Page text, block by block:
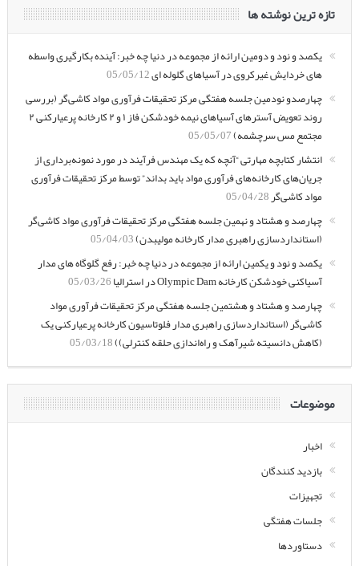
تازه ترین نوشته ها
یکصد و نود و دومین ارائه از مجموعه در دنیا چه خبر: آینده بکارگیری واسطه
های خردایش غیرکروی در آسیاهای گلوله ای05/05/12
چهارصدو نودمین جلسه هفتگی مرکز تحقیقات فرآوری مواد کاشی‌گر (بررسی
روند تعویض آسترهای آسیاهای نیمه خودشکن فاز ۱ و ۲ کارخانه پرعیارکنی ۲
مجتمع مس سرچشمه)05/05/07
انتشار کتابچه مهارتی “آنچه که یک مهندس فرآیند در مورد نمونه‌برداری از
جریان‌های کارخانه‌های فرآوری مواد باید بداند” توسط مرکز تحقیقات فرآوری
مواد کاشی‌گر05/04/28
چهارصد و هشتاد و نهمین جلسه هفتگی مرکز تحقیقات فرآوری مواد کاشی‌گر
(استانداردسازی راهبری مدار کارخانه مولیبدن)05/04/03
یکصد و نود و یکمین ارائه از مجموعه در دنیا چه خبر: رفع گلوگاه های مدار
آسیاکنی خودشکن کارخانه Olympic Dam در استرالیا
05/03/26
چهارصد و هشتاد و هشتمین جلسه هفتگی مرکز تحقیقات فرآوری مواد
کاشی‌گر (استانداردسازی راهبری مدار فلوتاسیون کارخانه پرعیارکنی یک
(کاهش دانسیته شیرآهک و راه‌اندازی حلقه کنترلی))05/03/18
موضوعات
اخبار
بازدید کنندگان
تجهیزات
جلسات هفتگی
دستاوردها